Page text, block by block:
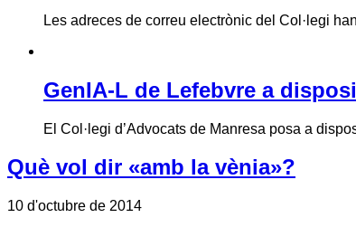
Les adreces de correu electrònic del Col·legi
GenIA-L de Lefebvre a
El Col·legi d’Advocats de Manresa posa a
Què vol dir «amb la vènia»?
10 d'octubre de 2014